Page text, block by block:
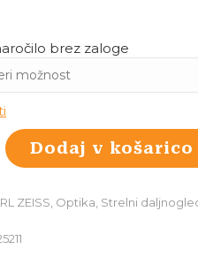
brez zaloge
Dodaj v košarico
ZEISS Optika Strelni